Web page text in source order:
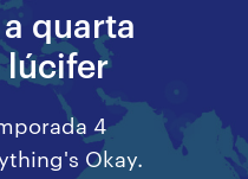
quarta
lúcifer
4
Okay.